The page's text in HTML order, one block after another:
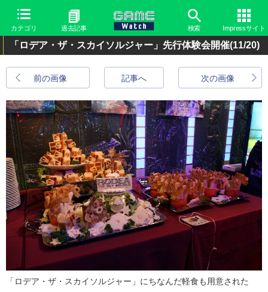
カテゴリ 過去記事 検索 Impressサイト
「ロデア・ザ・スカイソルジャー」先行体験会開催(11/20)
前の画像 次の画像
記事へ
「ロデア・ザ・スカイソルジャー」にちなんだ軽食も用意された